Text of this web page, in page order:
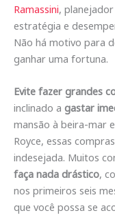
Ramassini,
estratégia e
Não há motivo para
ganhar uma fortuna.
Evite fazer grandes
inclinado a gastar
mansão à beira-mar
Royce, essas
indesejada. Muitos
faça nada drástico,
nos primeiros seis
que você possa se